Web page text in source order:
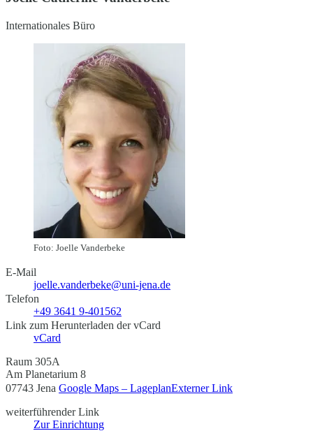
Internationales Büro
Foto: Joelle Vanderbeke
E-Mail
joelle.vanderbeke@uni-jena.de
Telefon
+49 3641 9-401562
Link zum Herunterladen der vCard
vCard
Raum 305A
Am Planetarium 8
07743 Jena Google Maps – LageplanExterner Link
weiterführender Link
Zur Einrichtung